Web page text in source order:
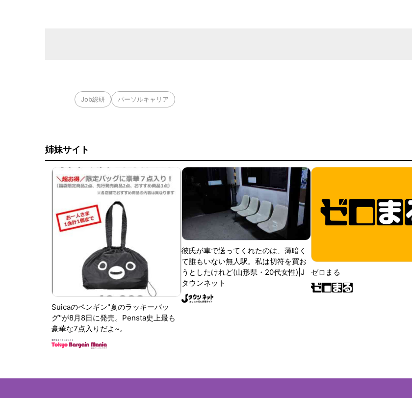
Job総研 パーソルキャリア
姉妹サイト
Suicaのペンギン"夏のラッキーバッ
グ"が8月8日に発売。Pensta史上最も
豪華な7点入りだよ~。
彼氏が車で送ってくれたのは、薄暗く
て誰もいない無人駅。私は切符を買お
うとしたけれど(山形県・20代女性)|J
タウンネット
ゼロまる